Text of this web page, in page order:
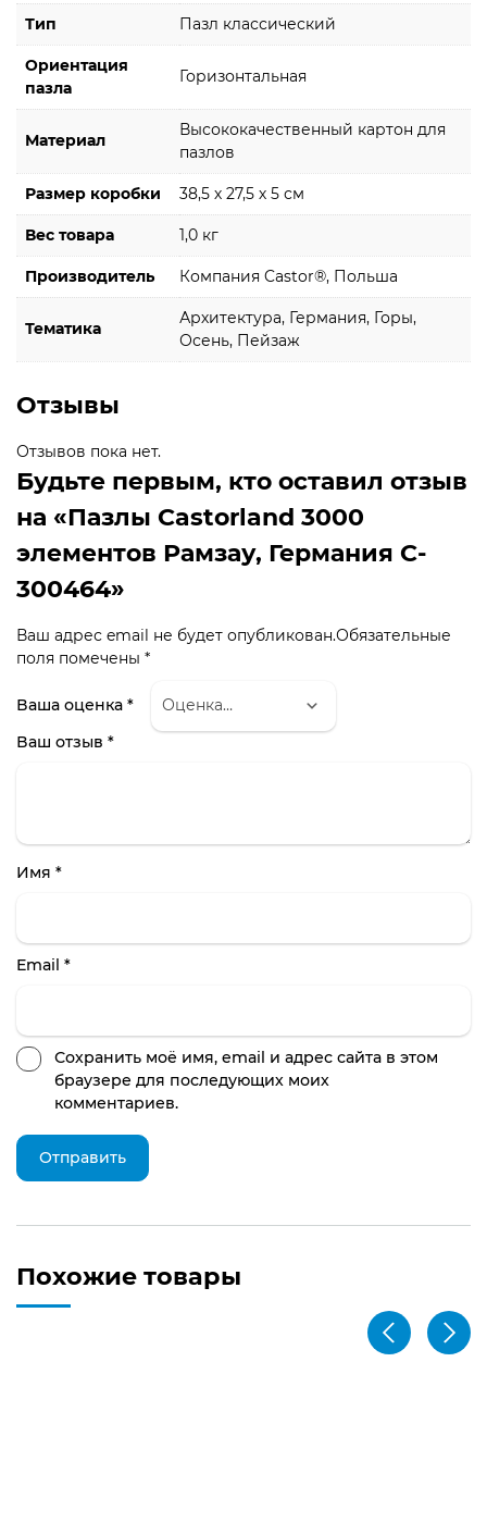
Тип Пазл классический
Ориентация
пазла
Горизонтальная
Материал
Высококачественный картон для
пазлов
Размер коробки 38,5 х 27,5 х 5 см
Вес товара 1,0 кг
Производитель Компания Castor®, Польша
Тематика
Архитектура, Германия, Горы,
Осень, Пейзаж
Отзывы
Отзывов пока нет.
Будьте первым, кто оставил отзыв
на «Пазлы Castorland 3000
элементов Рамзау, Германия C-
300464»
Ваш адрес email не будет опубликован.Обязательные
поля помечены *
Ваша оценка *
Ваш отзыв *
Имя *
Email *
Сохранить моё имя, email и адрес сайта в этом
браузере для последующих моих
комментариев.
Похожие товары